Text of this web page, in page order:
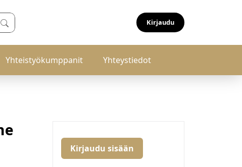
Kirjaudu
Yhteistyökumppanit Yhteystiedot
Kirjaudu sisään